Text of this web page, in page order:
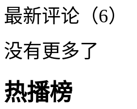
最新评论（6）
没有更多了
热播榜